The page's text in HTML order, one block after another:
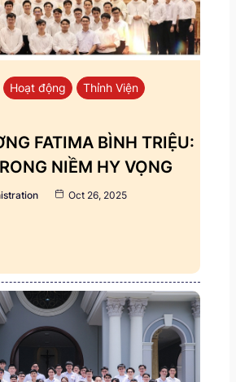
Hoạt động
Thỉnh Viện
FATIMA BÌNH TRIỆU:
NIỀM HY VỌNG
Oct 26, 2025